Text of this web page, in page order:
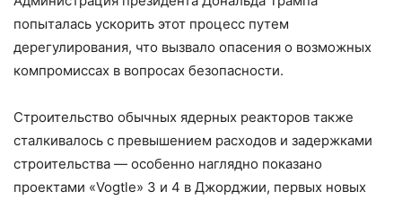
попыталась ускорить этот процесс путем
дерегулирования, что вызвало опасения о возможных
компромиссах в вопросах безопасности.
Строительство обычных ядерных реакторов также
сталкивалось с превышением расходов и задержками
строительства — особенно наглядно показано
проектами «Vogtle» 3 и 4 в Джорджии, первых новых